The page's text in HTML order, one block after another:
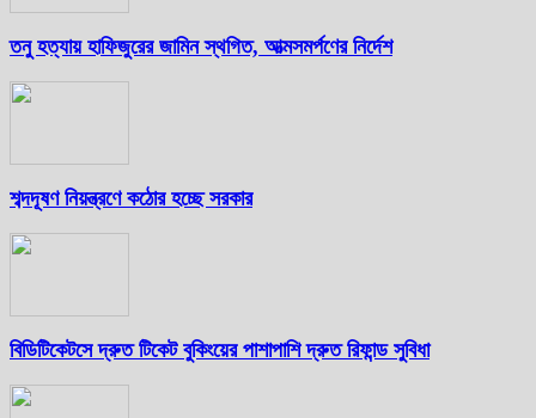
তনু হত্যায় হাফিজুরের জামিন স্থগিত, আত্মসমর্পণের নির্দেশ
শব্দদূষণ নিয়ন্ত্রণে কঠোর হচ্ছে সরকার
বিডিটিকেটসে দ্রুত টিকেট বুকিংয়ের পাশাপাশি দ্রুত রিফান্ড সুবিধা